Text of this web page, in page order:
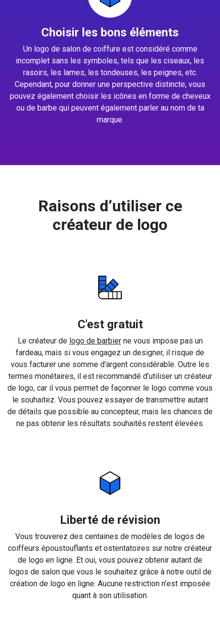
Choisir les bons éléments
Un logo de salon de coiffure est considéré comme
incomplet sans les symboles, tels que les ciseaux, les
rasoirs, les lames, les tondeuses, les peignes, etc.
Cependant, pour donner une perspective distincte, vous
pouvez également choisir les icônes en forme de cheveux
ou de barbe qui peuvent également parler au nom de ta
marque.
Raisons d’utiliser ce
créateur de logo
C'est gratuit
Le créateur de logo de barbierne vous impose pas un
fardeau, mais si vous engagez un designer, il risque de
vous facturer une somme d'argent considérable. Outre les
termes monétaires, il est recommandé d’utiliser un créateur
de logo, car il vous permet de façonner le logo comme vous
le souhaitez. Vous pouvez essayer de transmettre autant
de détails que possible au concepteur, mais les chances de
ne pas obtenir les résultats souhaités restent élevées.
Liberté de révision
Vous trouverez des centaines de modèles de logos de
coiffeurs époustouflants et ostentatoires sur notre créateur
de logo en ligne. Et oui, vous pouvez obtenir autant de
logos de salon que vous le souhaitez grâce à notre outil de
création de logo en ligne. Aucune restriction n’est imposée
quant à son utilisation.